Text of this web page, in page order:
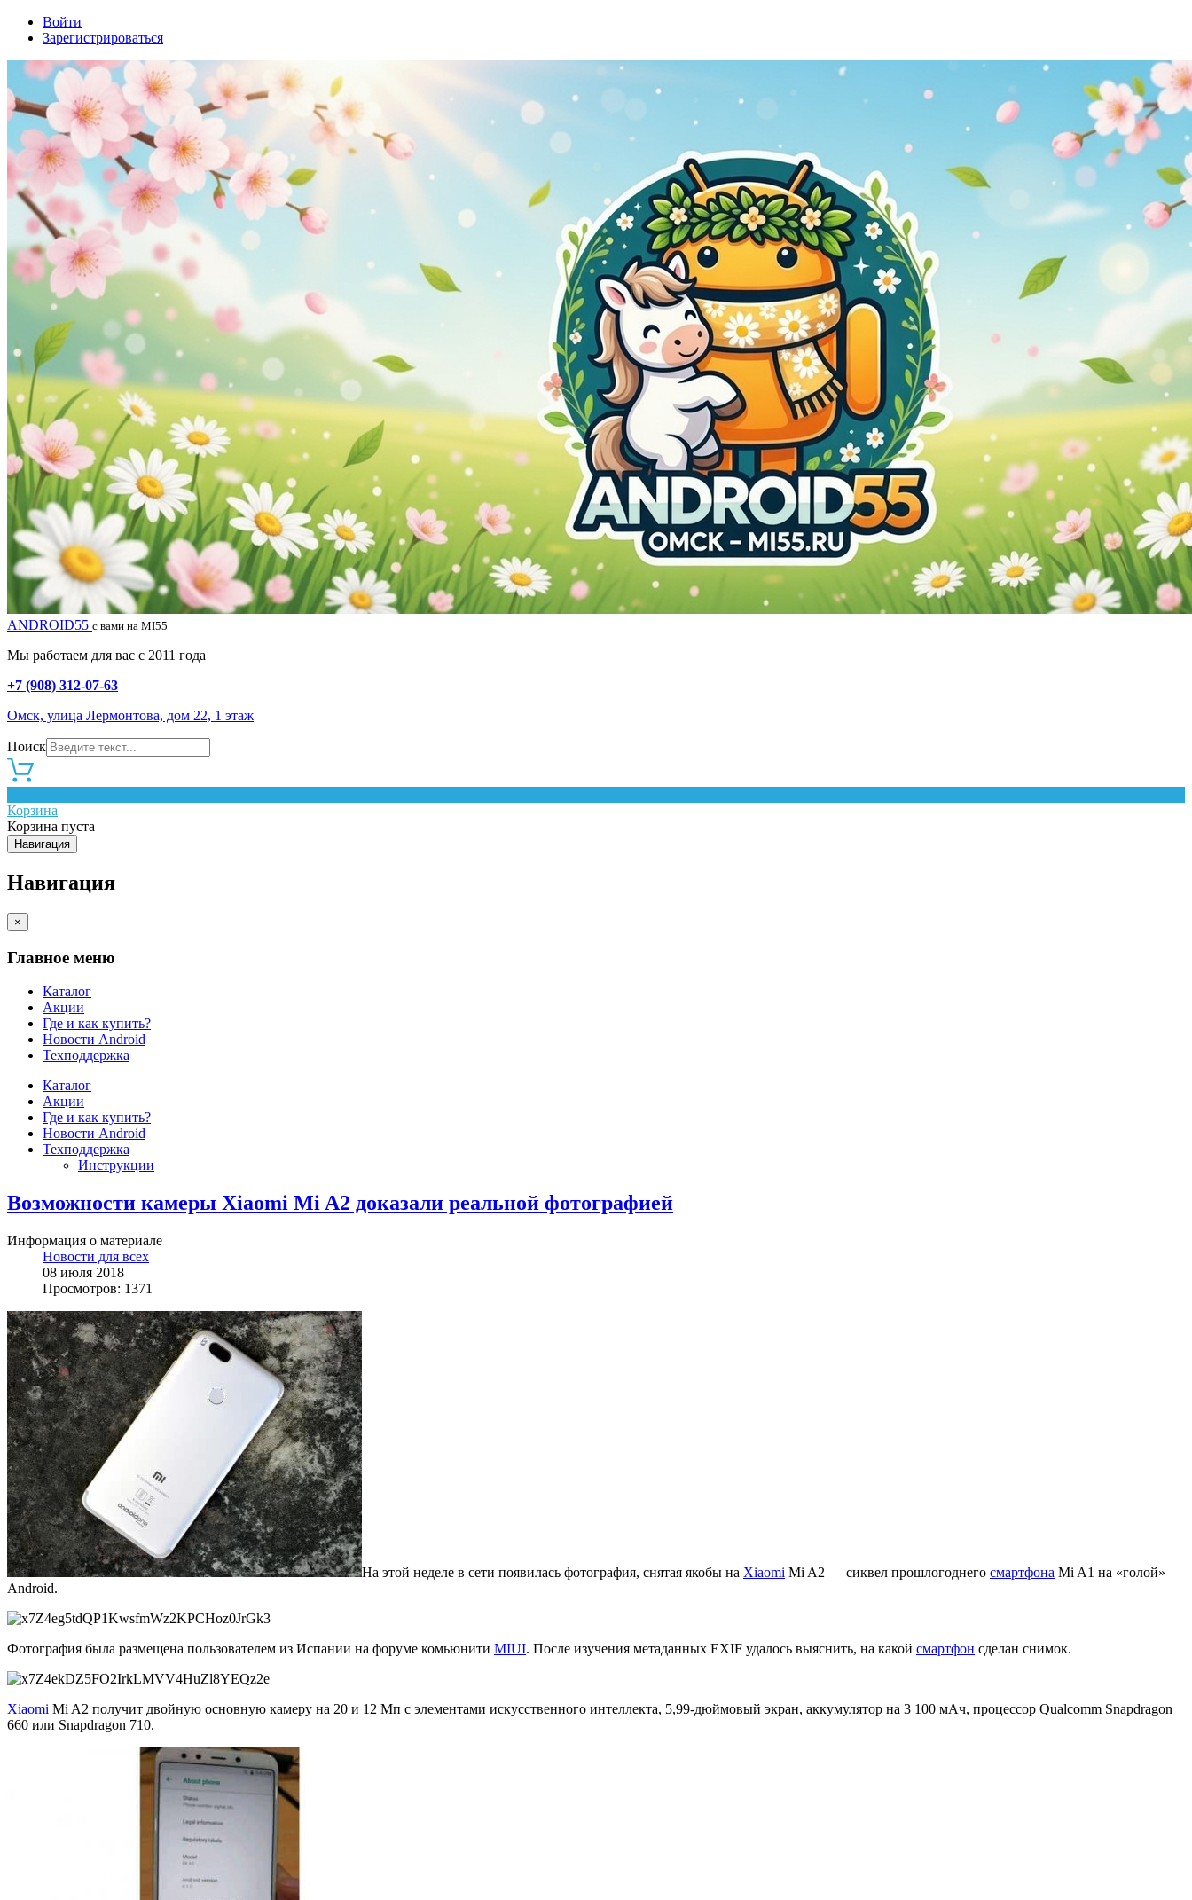
Войти
Зарегистрироваться
ANDROID55 с вами на MI55
Мы работаем для вас с 2011 года
+7 (908) 312-07-63
Омск, улица Лермонтова, дом 22, 1 этаж
Поиск
Корзина
Корзина пуста
Навигация
Навигация
×
Главное меню
Каталог
Акции
Где и как купить?
Новости Android
Техподдержка
Каталог
Акции
Где и как купить?
Новости Android
Техподдержка
Инструкции
Возможности камеры Xiaomi Mi A2 доказали реальной фотографией
Информация о материале
Новости для всех
08 июля 2018
Просмотров: 1371
На этой неделе в сети появилась фотография, снятая якобы на Xiaomi Mi A2 — сиквел прошлогоднего смартфона Mi A1 на «голой»
Android.
Фотография была размещена пользователем из Испании на форуме комьюнити MIUI. После изучения метаданных EXIF удалось выяснить, на какой смартфон сделан снимок.
Xiaomi Mi A2 получит двойную основную камеру на 20 и 12 Мп с элементами искусственного интеллекта, 5,99-дюймовый экран, аккумулятор на 3 100 мАч, процессор Qualcomm Snapdragon
660 или Snapdragon 710.